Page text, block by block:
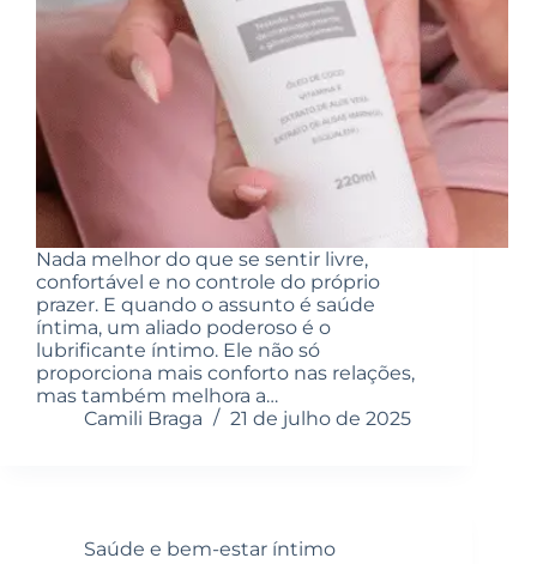
Nada melhor do que se sentir livre,
confortável e no controle do próprio
prazer. E quando o assunto é saúde
íntima, um aliado poderoso é o
lubrificante íntimo. Ele não só
proporciona mais conforto nas relações,
mas também melhora a…
Camili Braga
21 de julho de 2025
Saúde e bem-estar íntimo